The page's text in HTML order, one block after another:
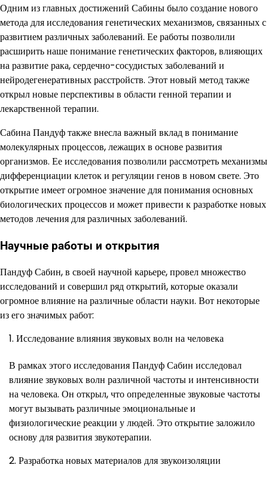
Одним из главных достижений Сабины было создание нового
метода для исследования генетических механизмов, связанных с
развитием различных заболеваний. Ее работы позволили
расширить наше понимание генетических факторов, влияющих
на развитие рака, сердечно-сосудистых заболеваний и
нейродегенеративных расстройств. Этот новый метод также
открыл новые перспективы в области генной терапии и
лекарственной терапии.
Сабина Пандуф также внесла важный вклад в понимание
молекулярных процессов, лежащих в основе развития
организмов. Ее исследования позволили рассмотреть механизмы
дифференциации клеток и регуляции генов в новом свете. Это
открытие имеет огромное значение для понимания основных
биологических процессов и может привести к разработке новых
методов лечения для различных заболеваний.
Научные работы и открытия
Пандуф Сабин, в своей научной карьере, провел множество
исследований и совершил ряд открытий, которые оказали
огромное влияние на различные области науки. Вот некоторые
из его значимых работ:
Исследование влияния звуковых волн на человека
В рамках этого исследования Пандуф Сабин исследовал
влияние звуковых волн различной частоты и интенсивности
на человека. Он открыл, что определенные звуковые частоты
могут вызывать различные эмоциональные и
физиологические реакции у людей. Это открытие заложило
основу для развития звукотерапии.
Разработка новых материалов для звукоизоляции